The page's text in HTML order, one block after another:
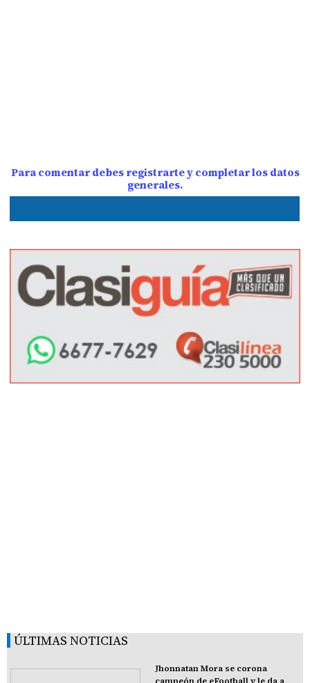
Para comentar debes registrarte y completar los datos
generales.
ÚLTIMAS NOTICIAS
Jhonnatan Mora se corona